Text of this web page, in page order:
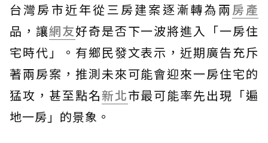
台灣房市近年從三房建案逐漸轉為兩房產
品，讓網友好奇是否下一波將進入「一房住
宅時代」。有鄉民發文表示，近期廣告充斥
著兩房案，推測未來可能會迎來一房住宅的
猛攻，甚至點名新北市最可能率先出現「遍
地一房」的景象。